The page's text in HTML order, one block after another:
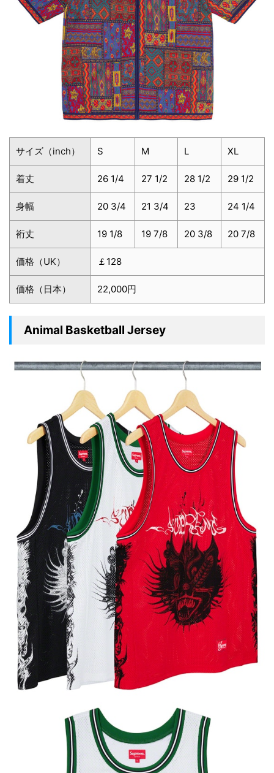
サイズ（inch） S M L XL
着丈 26 1/4 27 1/2 28 1/2 29 1/2
身幅 20 3/4 21 3/4 23 24 1/4
裄丈 19 1/8 19 7/8 20 3/8 20 7/8
価格（UK） ￡128
価格（日本） 22,000円
Animal Basketball Jersey